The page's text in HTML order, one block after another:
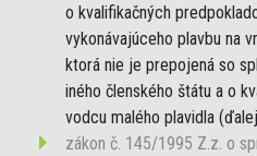
o kvalifikačných
vykonávajúceho plavbu na
ktorá nie je prepojená so
iného členského štátu a o
vodcu malého plavidla (ďalej
zákon č. 145/1995 Z.z. o